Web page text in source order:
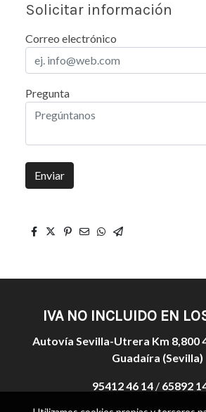
Solicitar información
Correo electrónico
Pregunta
Enviar
IVA NO INCLUIDO EN
Autovía Sevilla-Utrera Km 8,800
Guadaíra (Sevilla)
95412 46 14 / 65892